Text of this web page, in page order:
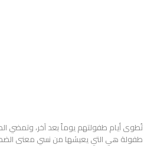
تُطوى أيام طفولتهم يوماً بعد آخر، وتمضي
طفولة هي التي يعيشها من نسي معنى